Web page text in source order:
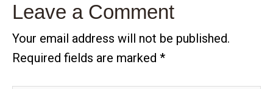
Leave a Comment
Your email address will not be published.
Required fields are marked *